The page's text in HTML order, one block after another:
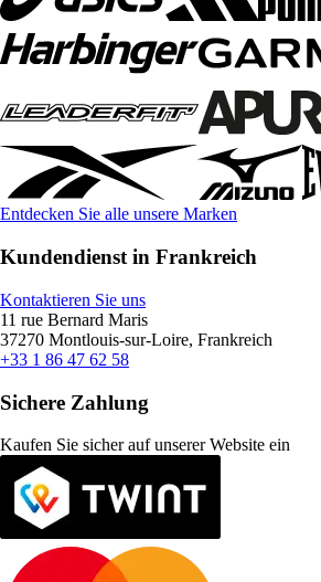
Entdecken Sie alle unsere Marken
Kundendienst in Frankreich
Kontaktieren Sie uns
11 rue Bernard Maris
37270 Montlouis-sur-Loire, Frankreich
+33 1 86 47 62 58
Sichere Zahlung
Kaufen Sie sicher auf unserer Website ein